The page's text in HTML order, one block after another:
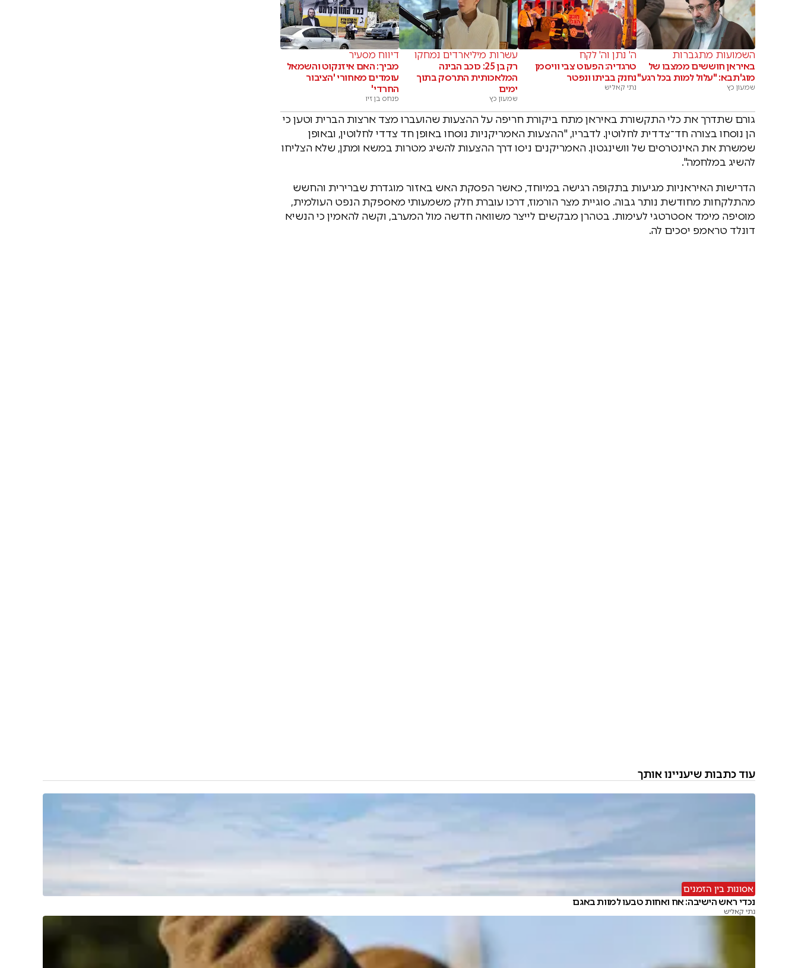
השמועות מתגברות
באיראן חוששים ממצבו של
מוג'תבא: "עלול למות בכל רגע"
שמעון כץ
ה' נתן וה' לקח
טרגדיה: הפעוט צבי וויסמן
נחנק בביתו ונפטר
נתי קאליש
עשרות מיליארדים נמחקו
רק בן 25: כוכב הבינה
המלאכותית התרסק בתוך
ימים
שמעון כץ
דיווח מסעיר
מביך: האם איזנקוט והשמאל
עומדים מאחורי 'הציבור
החרדי'
פנחס בן זיו
גורם שתדרך את כלי התקשורת באיראן מתח ביקורת חריפה על ההצעות שהועברו מצד ארצות הברית וטען כי
הן נוסחו בצורה חד־צדדית לחלוטין. לדבריו, "ההצעות האמריקניות נוסחו באופן חד צדדי לחלוטין, ובאופן
שמשרת את האינטרסים של וושינגטון. האמריקנים ניסו דרך ההצעות להשיג מטרות במשא ומתן, שלא הצליחו
להשיג במלחמה".
הדרישות האיראניות מגיעות בתקופה רגישה במיוחד, כאשר הפסקת האש באזור מוגדרת שברירית והחשש
מהתלקחות מחודשת נותר גבוה. סוגיית מצר הורמוז, דרכו עוברת חלק משמעותי מאספקת הנפט העולמית,
מוסיפה מימד אסטרטגי לעימות. בטהרן מבקשים לייצר משוואה חדשה מול המערב, וקשה להאמין כי הנשיא
דונלד טראמפ יסכים לה.
עוד כתבות שיעניינו אותך
אסונות בין הזמנים
נכדי ראש הישיבה: אח ואחות טבעו למוות באגם
נתי קאליש